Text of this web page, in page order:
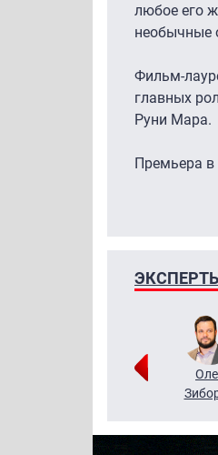
любое его
необычные
Фильм-
главных
Руни Мара.
Премьера в
Григорий